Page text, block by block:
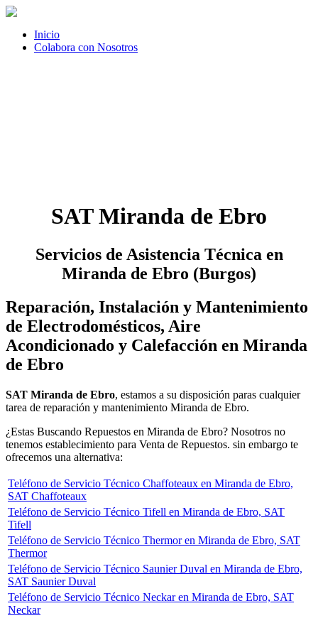
Inicio
Colabora con Nosotros
SAT Miranda de Ebro
Servicios de Asistencia Técnica en
Miranda de Ebro (Burgos)
Reparación, Instalación y Mantenimiento
de Electrodomésticos, Aire
Acondicionado y Calefacción en Miranda
de Ebro
SAT Miranda de Ebro, estamos a su disposición paras cualquier
tarea de reparación y mantenimiento Miranda de Ebro.
¿Estas Buscando Repuestos en Miranda de Ebro? Nosotros no
tenemos establecimiento para Venta de Repuestos. sin embargo te
ofrecemos una alternativa:
Teléfono de Servicio Técnico Chaffoteaux en Miranda de Ebro,
SAT Chaffoteaux
Teléfono de Servicio Técnico Tifell en Miranda de Ebro, SAT
Tifell
Teléfono de Servicio Técnico Thermor en Miranda de Ebro, SAT
Thermor
Teléfono de Servicio Técnico Saunier Duval en Miranda de Ebro,
SAT Saunier Duval
Teléfono de Servicio Técnico Neckar en Miranda de Ebro, SAT
Neckar